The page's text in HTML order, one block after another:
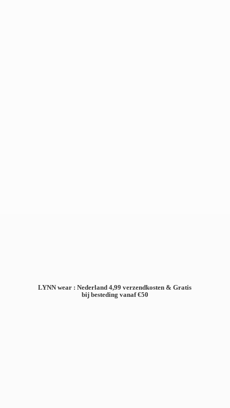
LYNN wear : Nederland 4,99 verzendkosten & Gratis
bij besteding vanaf €50